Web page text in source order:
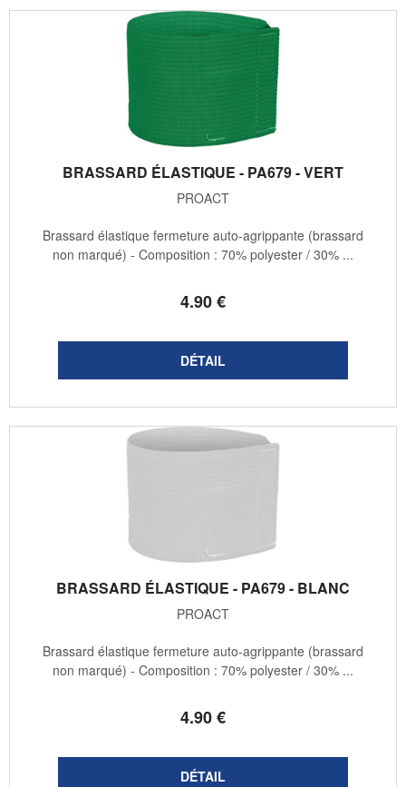
BRASSARD ÉLASTIQUE - PA679 - VERT
PROACT
4.90€
Brassard élastique fermeture auto-agrippante (brassard
non marqué) - Composition : 70% polyester / 30% ...
BRASSARD ÉLASTIQUE - PA679 - BLANC
PROACT
4.90€
Brassard élastique fermeture auto-agrippante (brassard
non marqué) - Composition : 70% polyester / 30% ...